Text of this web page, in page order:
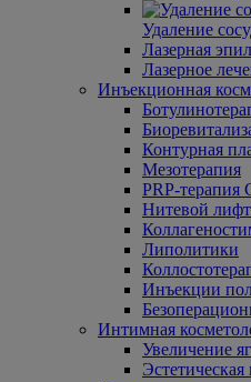
Удаление
Лазерная
Лазерное
Инъекционная
Контурная
Мезотерапия
PRP-терапия
Нитевой
Липолитики
Инъекции
Интимная
Увеличение